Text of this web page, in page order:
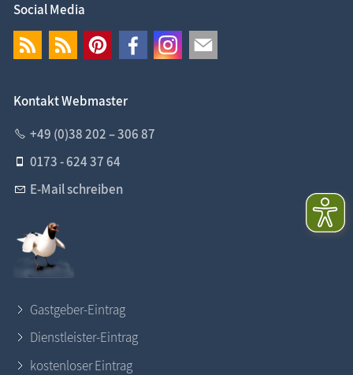
Social Media
Kontakt Webmaster
+49 (0)38 202 – 306 87
0173 - 624 37 64
E-Mail schreiben
Gastgeber-Eintrag
Dienstleister-Eintrag
kostenloser Eintrag